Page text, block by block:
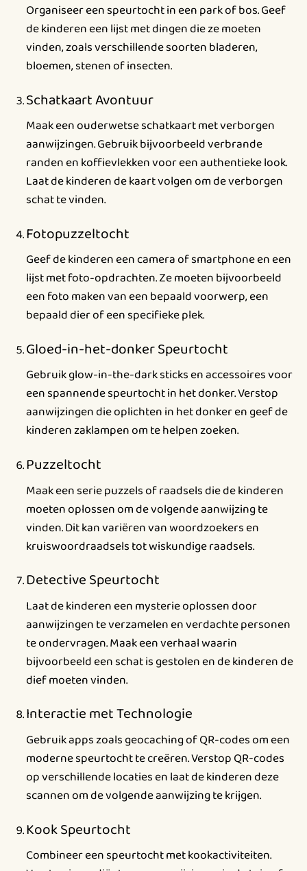
Organiseer een speurtocht in een park of bos. Geef
de kinderen een lijst met dingen die ze moeten
vinden, zoals verschillende soorten bladeren,
bloemen, stenen of insecten.
Schatkaart Avontuur
Maak een ouderwetse schatkaart met verborgen
aanwijzingen. Gebruik bijvoorbeeld verbrande
randen en koffievlekken voor een authentieke look.
Laat de kinderen de kaart volgen om de verborgen
schat te vinden.
Fotopuzzeltocht
Geef de kinderen een camera of smartphone en een
lijst met foto-opdrachten. Ze moeten bijvoorbeeld
een foto maken van een bepaald voorwerp, een
bepaald dier of een specifieke plek.
Gloed-in-het-donker Speurtocht
Gebruik glow-in-the-dark sticks en accessoires voor
een spannende speurtocht in het donker. Verstop
aanwijzingen die oplichten in het donker en geef de
kinderen zaklampen om te helpen zoeken.
Puzzeltocht
Maak een serie puzzels of raadsels die de kinderen
moeten oplossen om de volgende aanwijzing te
vinden. Dit kan variëren van woordzoekers en
kruiswoordraadsels tot wiskundige raadsels.
Detective Speurtocht
Laat de kinderen een mysterie oplossen door
aanwijzingen te verzamelen en verdachte personen
te ondervragen. Maak een verhaal waarin
bijvoorbeeld een schat is gestolen en de kinderen de
dief moeten vinden.
Interactie met Technologie
Gebruik apps zoals geocaching of QR-codes om een
moderne speurtocht te creëren. Verstop QR-codes
op verschillende locaties en laat de kinderen deze
scannen om de volgende aanwijzing te krijgen.
Kook Speurtocht
Combineer een speurtocht met kookactiviteiten.